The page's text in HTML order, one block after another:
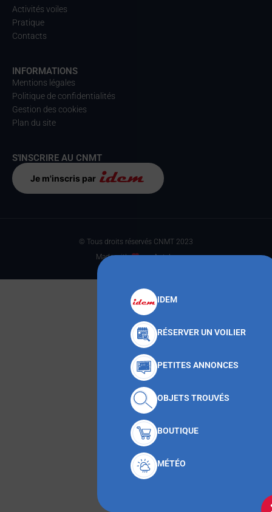
IDEM
RÉSERVER UN VOILIER
PETITES ANNONCES
OBJETS TROUVÉS
BOUTIQUE
MÉTÉO
Activités voiles
Pratique
Contacts
INFORMATIONS
Mentions légales
Politique de confidentialités
Gestion des cookies
Plan du site
S'INSCRIRE AU CNMT
Je m'inscris par
© Tous droits réservés CNMT 2023
Made with
par Anteka